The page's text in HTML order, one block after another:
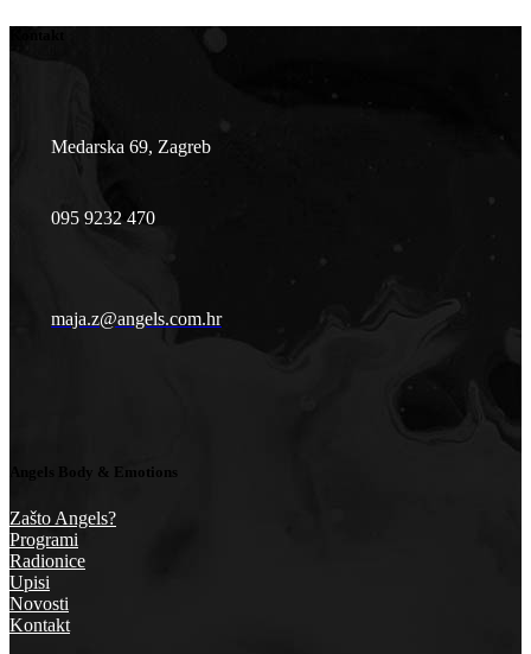
Medarska 69, Zagreb
095 9232 470
maja.z@angels.com.hr
Angels Body & Emotions
Zašto Angels?
Programi
Radionice
Upisi
Novosti
Kontakt